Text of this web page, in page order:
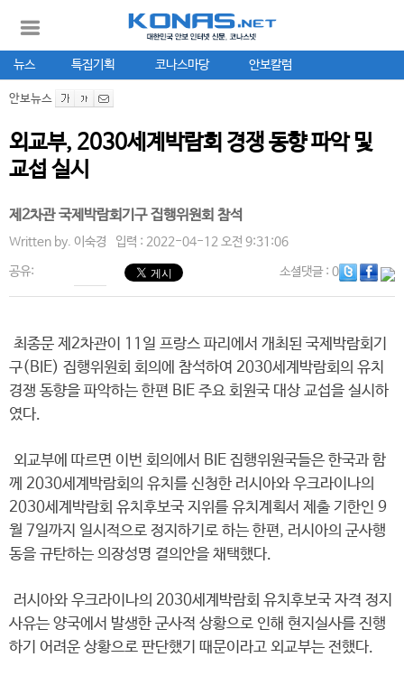
뉴스 특집기획 코나스마당 안보칼럼
안보뉴스
외교부, 2030세계박람회 경쟁 동향 파악 및
교섭 실시
제2차관 국제박람회기구 집행위원회 참석
Written by. 이숙경 입력 : 2022-04-12 오전 9:31:06
공유: 소셜댓글: 0
최종문 제2차관이 11일 프랑스 파리에서 개최된 국제박람회기
구(BIE) 집행위원회 회의에 참석하여 2030세계박람회의 유치
경쟁 동향을 파악하는 한편 BIE 주요 회원국 대상 교섭을 실시하
였다.
외교부에 따르면 이번 회의에서 BIE 집행위원국들은 한국과 함
께 2030세계박람회의 유치를 신청한 러시아와 우크라이나의
2030세계박람회 유치후보국 지위를 유치계획서 제출 기한인 9
월 7일까지 일시적으로 정지하기로 하는 한편, 러시아의 군사행
동을 규탄하는 의장성명 결의안을 채택했다.
러시아와 우크라이나의 2030세계박람회 유치후보국 자격 정지
사유는 양국에서 발생한 군사적 상황으로 인해 현지실사를 진행
하기 어려운 상황으로 판단했기 때문이라고 외교부는 전했다.